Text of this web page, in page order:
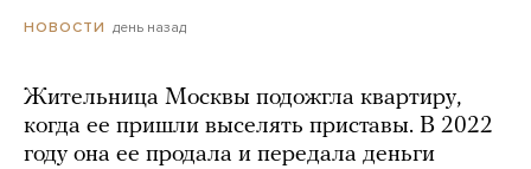
НОВОСТИ день назад
Жительница Москвы подожгла квартиру,
когда ее пришли выселять приставы. В 2022
году она ее продала и передала деньги